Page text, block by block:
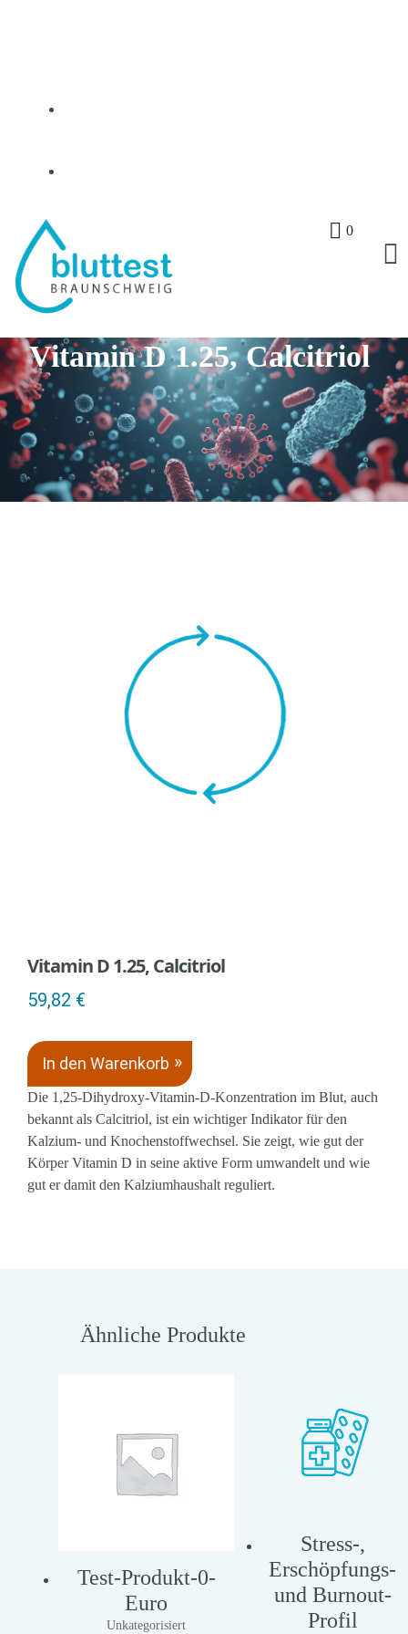
0
Vitamin D 1.25, Calcitriol
Vitamin D 1.25, Calcitriol
59,82 €
In den Warenkorb
Die 1,25-Dihydroxy-Vitamin-D-Konzentration im Blut, auch
bekannt als Calcitriol, ist ein wichtiger Indikator für den
Kalzium- und Knochenstoffwechsel. Sie zeigt, wie gut der
Körper Vitamin D in seine aktive Form umwandelt und wie
gut er damit den Kalziumhaushalt reguliert.
Ähnliche Produkte
Test-Produkt-0-
Euro
Unkategorisiert
Stress-,
Erschöpfungs-
und Burnout-
Profil